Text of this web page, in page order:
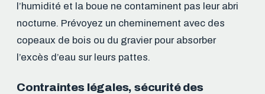
l’humidité et la boue ne contaminent pas leur abri
nocturne. Prévoyez un cheminement avec des
copeaux de bois ou du gravier pour absorber
l’excès d’eau sur leurs pattes.
Contraintes légales, sécurité des